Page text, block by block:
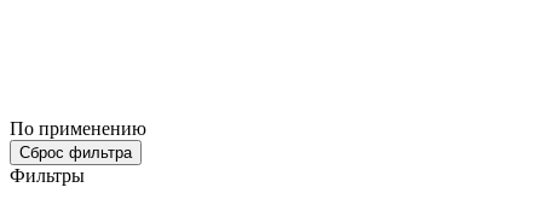
По применению
Сброс фильтра
Фильтры